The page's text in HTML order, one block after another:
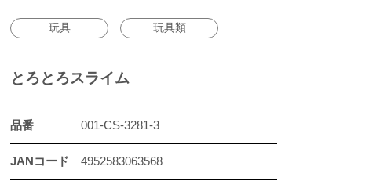
玩具 玩具類
とろとろスライム
品番 001-CS-3281-3
JANコード 4952583063568